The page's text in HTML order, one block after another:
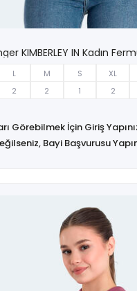
L M S
XL
2 2 1 2
Görebilmek İçin Giriş
Bayi Başvurusu